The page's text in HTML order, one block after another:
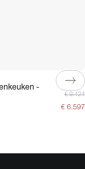
-
€ 9.424
€ 6.597